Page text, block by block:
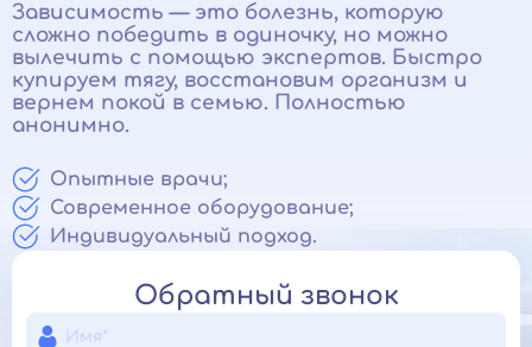
Зависимость — это болезнь, которую
сложно победить в одиночку, но можно
вылечить с помощью экспертов. Быстро
купируем тягу, восстановим организм и
вернем покой в семью. Полностью
анонимно.
Опытные врачи;
Современное оборудование;
Индивидуальный подход.
Обратный звонок